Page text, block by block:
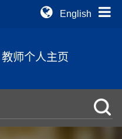
English
教师个人主页